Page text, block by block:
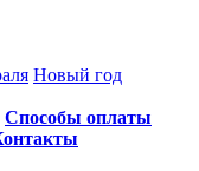
Новый год
Способы оплаты